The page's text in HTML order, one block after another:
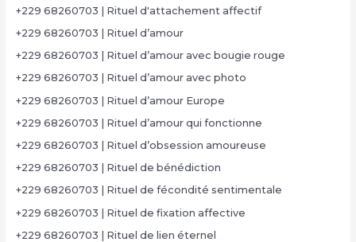
+229 68260703 | Rituel d'attachement affectif
+229 68260703 | Rituel d’amour
+229 68260703 | Rituel d’amour avec bougie rouge
+229 68260703 | Rituel d’amour avec photo
+229 68260703 | Rituel d’amour Europe
+229 68260703 | Rituel d’amour qui fonctionne
+229 68260703 | Rituel d’obsession amoureuse
+229 68260703 | Rituel de bénédiction
+229 68260703 | Rituel de fécondité sentimentale
+229 68260703 | Rituel de fixation affective
+229 68260703 | Rituel de lien éternel